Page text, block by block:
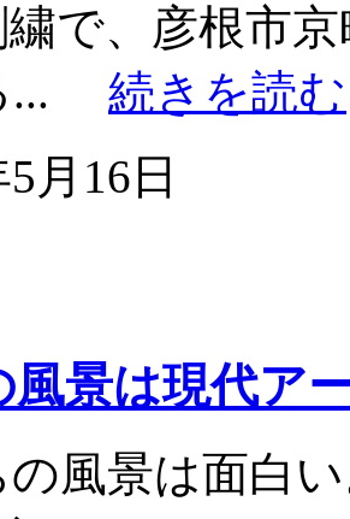
繍で、彦根市
... 続きを読む
月16日
風景は現代ア
風景は面白